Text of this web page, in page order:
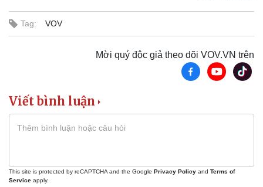
Tag: VOV
Mời quý độc giả theo dõi VOV.VN trên
Viết bình luận
This site is protected by reCAPTCHA and the Google Privacy Policy and Terms of
Service apply.